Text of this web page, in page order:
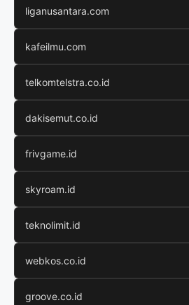
liganusantara.com
kafeilmu.com
telkomtelstra.co.id
dakisemut.co.id
frivgame.id
skyroam.id
teknolimit.id
webkos.co.id
groove.co.id